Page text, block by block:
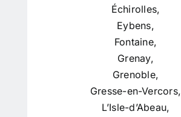
Échirolles,
Eybens,
Fontaine,
Grenay,
Grenoble,
Gresse-en-Vercors,
L’Isle-d’Abeau,